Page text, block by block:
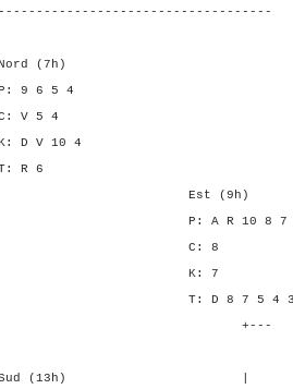
5 4
5 4
10 4
6
Est (9h)
A R 10
D 10 7 6
5 2
D 8 7 5
| SA P